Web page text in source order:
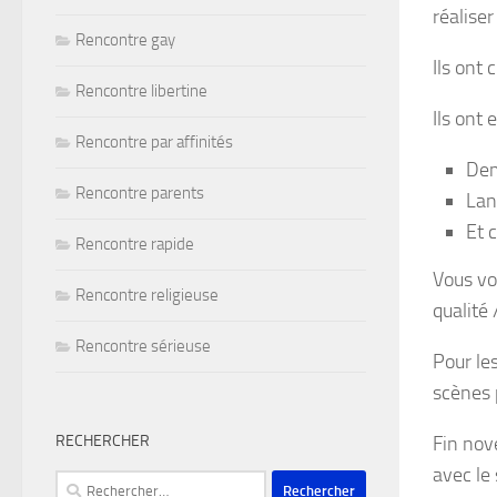
Ils ont
Ils ont
Et
Vous
qualité
Pour
scènes
Fin
avec le
Rencontre gay
Rencontre libertine
Rencontre par affinités
Rencontre parents
Rencontre rapide
Rencontre religieuse
Rencontre sérieuse
RECHERCHER
Rechercher :